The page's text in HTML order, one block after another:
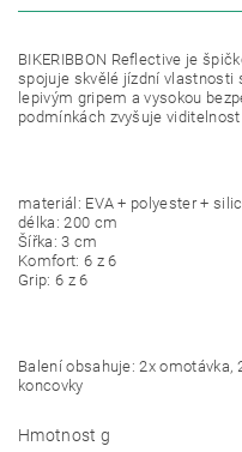
BIKERIBBON Reflective je
spojuje skvělé jízdní vlastnosti
lepivým gripem a vysokou
podmínkách zvyšuje viditelnost
materiál: EVA + polyester +
délka: 200 cm
Šířka: 3 cm
Komfort: 6 z 6
Grip: 6 z 6
Balení obsahuje: 2x omotávka,
koncovky
Hmotnost g